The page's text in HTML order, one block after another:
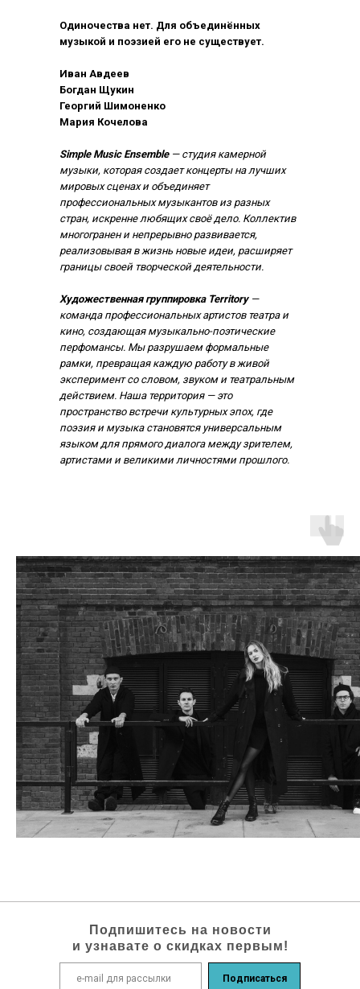
Одиночества нет. Для объединённых
музыкой и поэзией его не существует.
Иван Авдеев
Богдан Щукин
Георгий Шимоненко
Мария Кочелова
Simple Music Ensemble — студия камерной
музыки, которая создает концерты на лучших
мировых сценах и объединяет
профессиональных музыкантов из разных
стран, искренне любящих своё дело. Коллектив
многогранен и непрерывно развивается,
реализовывая в жизнь новые идеи, расширяет
границы своей творческой деятельности.
Художественная группировка Territory —
команда профессиональных артистов театра и
кино, создающая музыкально-поэтические
перфомансы. Мы разрушаем формальные
рамки, превращая каждую работу в живой
эксперимент со словом, звуком и театральным
действием. Наша территория — это
пространство встречи культурных эпох, где
поэзия и музыка становятся универсальным
языком для прямого диалога между зрителем,
артистами и великими личностями прошлого.
Подписаться
Подпишитесь на новости
и узнавате о скидках первым!